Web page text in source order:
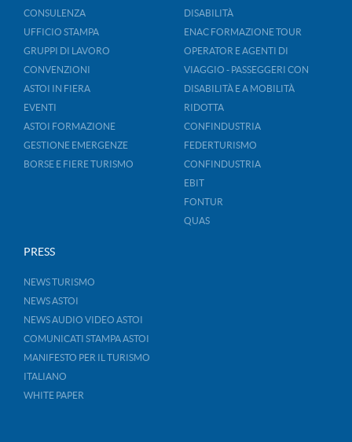
CONSULENZA
UFFICIO STAMPA
GRUPPI DI LAVORO
CONVENZIONI
ASTOI IN FIERA
EVENTI
ASTOI FORMAZIONE
GESTIONE EMERGENZE
BORSE E FIERE TURISMO
DISABILITÀ
ENAC FORMAZIONE TOUR
OPERATOR E AGENTI DI
VIAGGIO - PASSEGGERI CON
DISABILITÀ E A MOBILITÀ
RIDOTTA
CONFINDUSTRIA
FEDERTURISMO
CONFINDUSTRIA
EBIT
FONTUR
QUAS
PRESS
NEWS TURISMO
NEWS ASTOI
NEWS AUDIO VIDEO ASTOI
COMUNICATI STAMPA ASTOI
MANIFESTO PER IL TURISMO
ITALIANO
WHITE PAPER